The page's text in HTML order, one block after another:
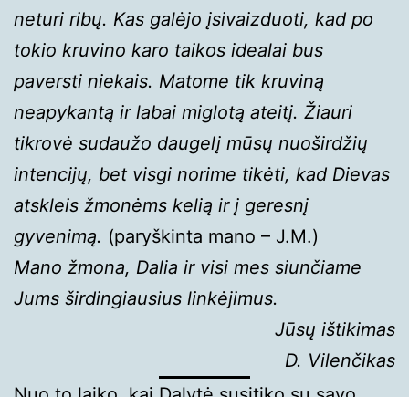
neturi ribų. Kas galėjo įsivaizduoti, kad po
tokio kruvino karo taikos idealai bus
paversti niekais. Matome tik kruviną
neapykantą ir labai miglotą ateitį. Žiauri
tikrovė sudaužo daugelį mūsų nuoširdžių
intencijų, bet visgi norime tikėti, kad Dievas
atskleis žmonėms kelią ir į geresnį
gyvenimą. (paryškinta mano – J.M.)
Mano žmona, Dalia ir visi mes siunčiame
Jums širdingiausius linkėjimus.
Jūsų ištikimas
D. Vilenčikas